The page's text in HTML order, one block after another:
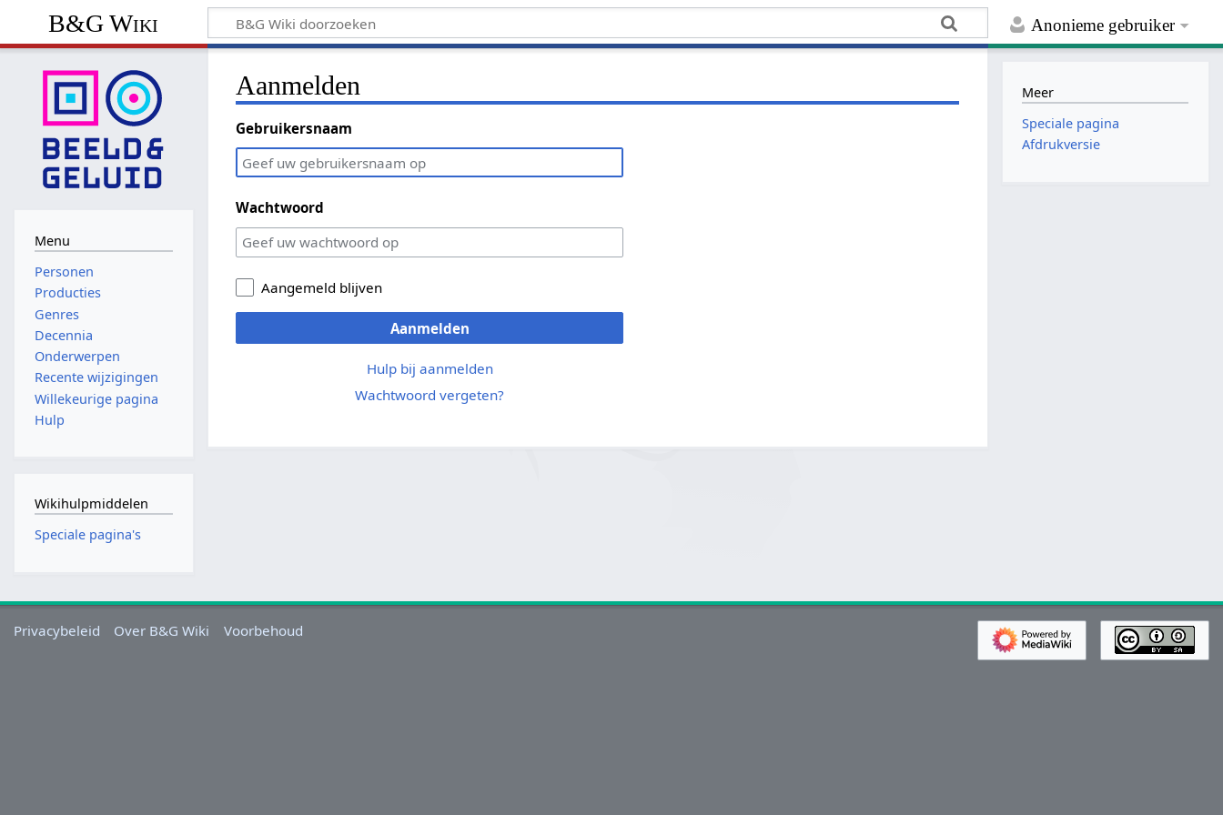
Anonieme gebruiker
B&G Wiki
Aanmelden
Gebruikersnaam
Wachtwoord
Aangemeld blijven
Aanmelden
Hulp bij aanmelden
Wachtwoord vergeten?
Menu
Personen
Producties
Genres
Decennia
Onderwerpen
Recente wijzigingen
Willekeurige pagina
Hulp
Wikihulpmiddelen
Speciale pagina's
Meer
Speciale pagina
Afdrukversie
Privacybeleid Over B&G Wiki Voorbehoud